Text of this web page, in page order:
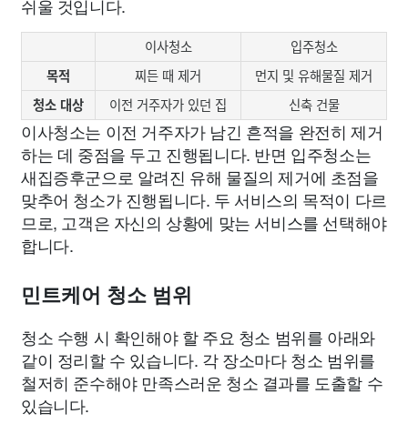
쉬울 것입니다.
이사청소
입주청소
목적
찌든 때 제거
먼지 및 유해물질 제거
청소 대상
이전 거주자가 있던 집 신축 건물
이사청소는 이전 거주자가 남긴 흔적을 완전히 제거
하는 데 중점을 두고 진행됩니다. 반면 입주청소는
새집증후군으로 알려진 유해 물질의 제거에 초점을
맞추어 청소가 진행됩니다. 두 서비스의 목적이 다르
므로, 고객은 자신의 상황에 맞는 서비스를 선택해야
합니다.
민트케어 청소 범위
청소 수행 시 확인해야 할 주요 청소 범위를 아래와
같이 정리할 수 있습니다. 각 장소마다 청소 범위를
철저히 준수해야 만족스러운 청소 결과를 도출할 수
있습니다.